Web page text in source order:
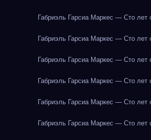
Габриэль Гарсиа Маркес — Сто лет
Габриэль Гарсиа Маркес — Сто лет
Габриэль Гарсиа Маркес — Сто лет
Габриэль Гарсиа Маркес — Сто лет
Габриэль Гарсиа Маркес — Сто лет
Габриэль Гарсиа Маркес — Сто лет